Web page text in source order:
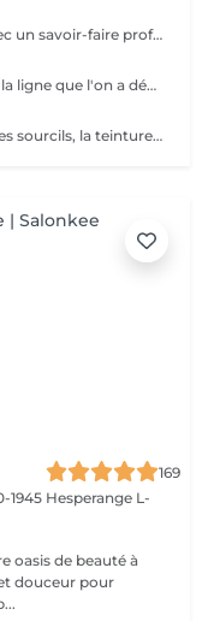
Restructuration des sourcil sourcils avec un savoir-faire professionnel et une analyse de la morphologie pour une ligne parfaitement ajustée à votre visage.
L'épilation entretien et pour entretenir la ligne que l'on a définie lors de la restructuration dans nôtres shop Wink. Il est impératif de venir avant les 8 semaines; sans cela une restructuration sera nécessaire.
Idéale pour redéfnir la ligne naturelle des sourcils, la teinture permet d'intensifier et sublimer le regard. Parfois clairemés, en manque de densité ou simplement endommagés par de trop régulières épilations, les sourcils peuvent avoir d'être travaillés pour intensifier la teinte du poil ou masquer les sourcils blancsou grisonnants.
169
1945 Hesperange L-
oasis de beauté à
douceur pour